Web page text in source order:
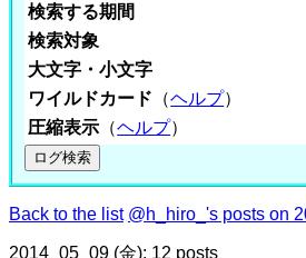
検索する期間
検索対象
大文字・小文字
ワイルドカード （ヘルプ）
圧縮表示 （ヘルプ）
Back to the list @h_hiro_'s posts on
2014_05_09 (金): 12 posts